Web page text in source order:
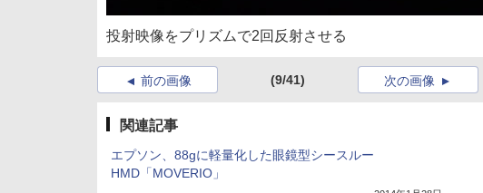
投射映像をプリズムで2回反射させる
前の画像 (9/41) 次の画像
関連記事
エプソン、88gに軽量化した眼鏡型シースルー
HMD「MOVERIO」